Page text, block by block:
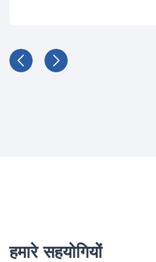
हमारे सहयोगियों